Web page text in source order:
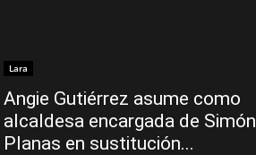
Lara
Angie Gutiérrez asume como
alcaldesa encargada de Simón
Planas en sustitución...